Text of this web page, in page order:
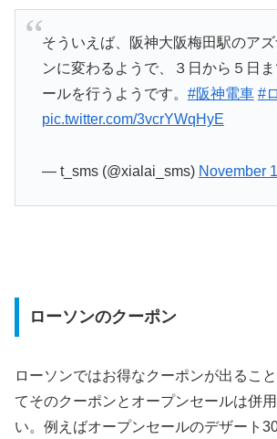
そういえば、阪神大阪梅田駅のア
ンに変わるようで、３日から５日
ールを行うようです。 #阪神電車 #
pic.twitter.com/3vcrYWqHyE
— t_sms (@xialai_sms) November
ローソンのクーポン
ローソンではお得なクーポンが出るこ
てそのクーポンとオープンセールは併
い。例えばオープンセールのデザート